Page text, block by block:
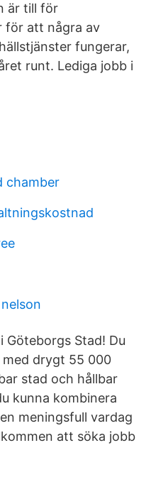
är till för
för att några av
fungerar,
runt. Lediga jobb i
chamber
Göteborgs Stad! Du
med drygt 55 000
stad och hållbar
kunna kombinera
meningsfull vardag
att söka jobb